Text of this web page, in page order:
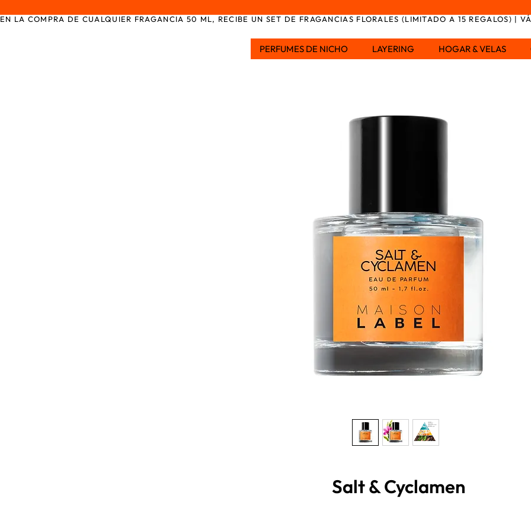
EN LA COMPRA DE CUALQUIER FRAGANCIA 50 ML, RECIBE UN SET DE FRAGANCIAS FLORALES (LIMITADO A 15 REGALOS) |
PERFUMES DE NICHO LAYERING HOGAR & VELAS
Salt & Cyclamen